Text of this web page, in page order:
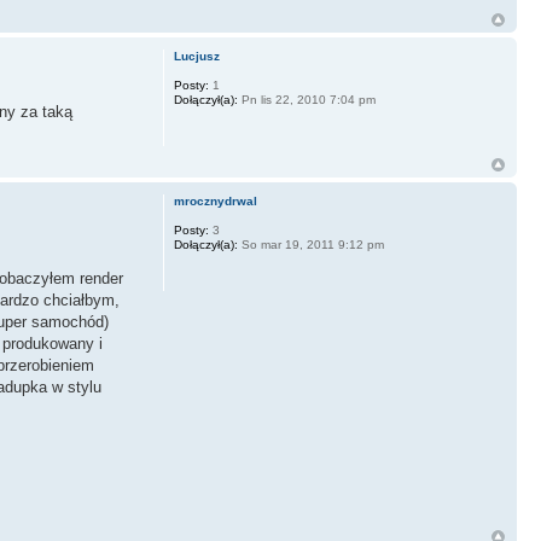
za taką
Lucjusz
Posty: 1
Dołączył(a): Pn lis 22, 2010 7:04 pm
render
chciałbym,
samochód)
i
w stylu
mrocznydrwal
Posty: 3
Dołączył(a): So mar 19, 2011 9:12 pm